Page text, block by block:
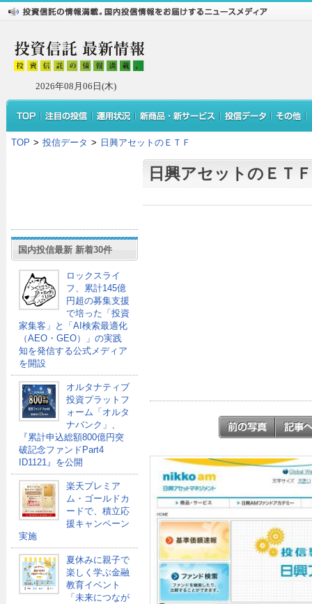
2026年08月06日(木)
TOP > 投信データ > 日興アセットのＥＴＦ
国内投信最新 新着30件
ロックスライ
フ、累計145億
円超の募集支援
で培った「投資
家集客」と「AI検索最適化
（AEO・GEO）」の実践
知を発信する公式メディア
を開設
オルタナティブ
投資プラットフ
ォーム「オルタ
ナバンク」、
『累計申込総額800億円突
破記念ファンドPart4
ID1121』を公開
楽天プレミア
ム・ゴールドカ
ードで、積立応
援キャンペーン
実施
夏休みに親子で
楽しく学ぶ金融
教育イベント
「未来につなが
日興アセットのＥＴＦ